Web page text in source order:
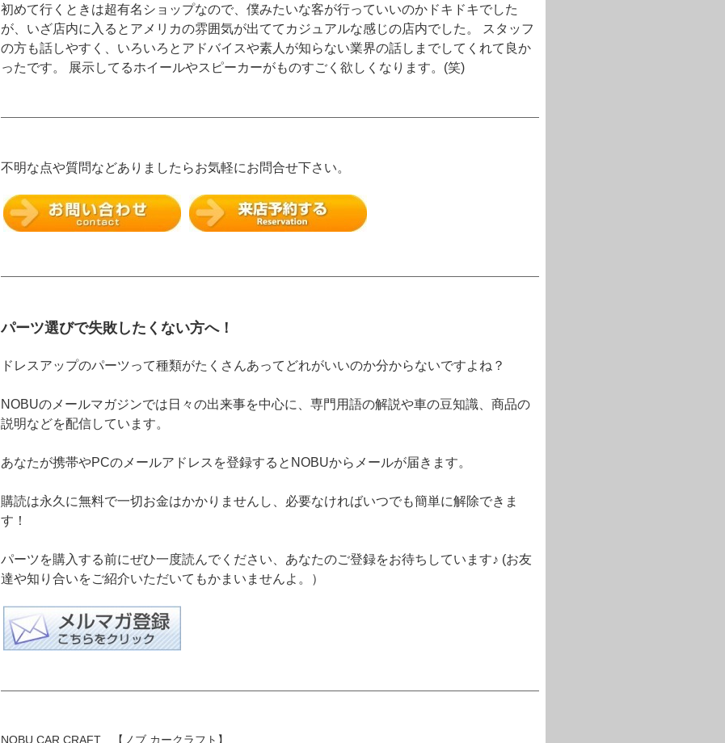
初めて行くときは超有名ショップなので、僕みたいな客が行っていいのかドキドキでした
が、いざ店内に入るとアメリカの雰囲気が出ててカジュアルな感じの店内でした。 スタッフ
の方も話しやすく、いろいろとアドバイスや素人が知らない業界の話しまでしてくれて良か
ったです。 展示してるホイールやスピーカーがものすごく欲しくなります。(笑)
不明な点や質問などありましたらお気軽にお問合せ下さい。
パーツ選びで失敗したくない方へ！
ドレスアップのパーツって種類がたくさんあってどれがいいのか分からないですよね？
NOBUのメールマガジンでは日々の出来事を中心に、専門用語の解説や車の豆知識、商品の
説明などを配信しています。
あなたが携帯やPCのメールアドレスを登録するとNOBUからメールが届きます。
購読は永久に無料で一切お金はかかりませんし、必要なければいつでも簡単に解除できま
す！
パーツを購入する前にぜひ一度読んでください、あなたのご登録をお待ちしています♪ (お友
達や知り合いをご紹介いただいてもかまいませんよ。）
NOBU CAR CRAFT 【ノブ カークラフト】